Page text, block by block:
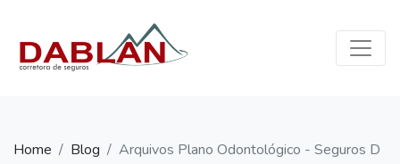
Home
Seguros
Home Blog Arquivos Plano Odontológico - Seguros